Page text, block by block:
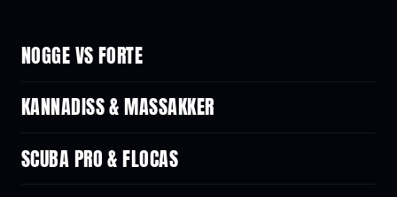
NOGGE VS FORTE
KANNADISS & MASSAKKER
SCUBA PRO & FLOCAS